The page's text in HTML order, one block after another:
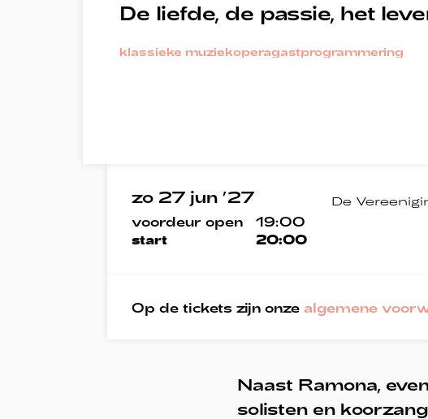
De liefde, de passie, het
klassieke muziekoperagastprogrammering
zo 27 jun ’27
voordeur open
19:00
start
20:00
De
Op de tickets zijn onze algemene
Naast Ramona,
solisten en